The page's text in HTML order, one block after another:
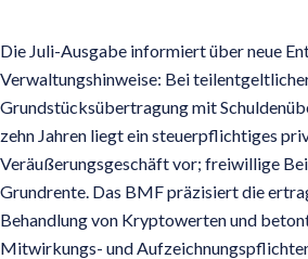
Die Juli-Ausgabe informiert über neue
Verwaltungshinweise: Bei
Grundstücksübertragung mit
zehn Jahren liegt ein steuerpflichtiges
Veräußerungsgeschäft vor; freiwillige
Grundrente. Das BMF präzisiert die
Behandlung von Kryptowerten und
Mitwirkungs- und